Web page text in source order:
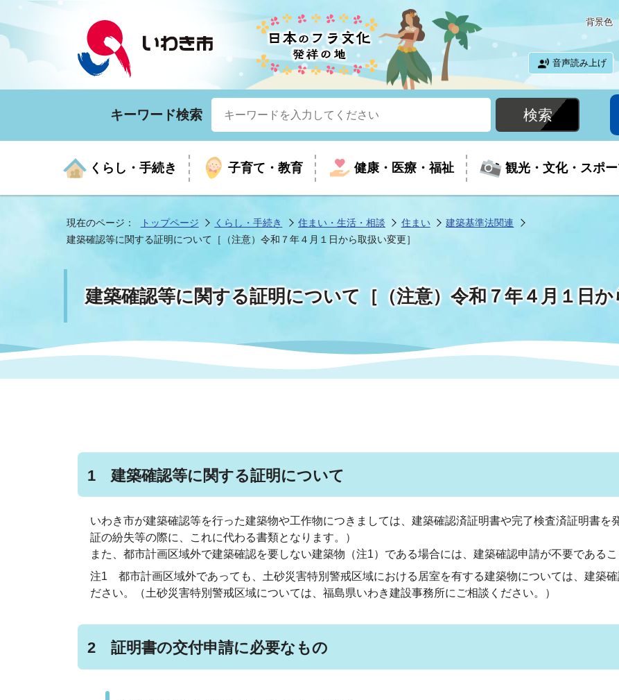
背景色
音声読み上げ
キーワード検索
くらし・手続き
くらしの手続きガイド いざという時に
年金・保険 マイナンバー 住まい・生活・相談
まちづくり 移住・定住
子育て・教育
生涯学習 子育て
健康・医療・福祉
医療 健康
高齢者福祉・介護 地域包括ケア(介護予防等) 福祉事業者向け情報
福祉に関するその他の情報 地域福祉
新型コロナウイルス感染
観光・文化・スポ
お知らせ 年間イベントの案内
目的から探す モデルコース 歴史・文化
スポーツ 教育旅行
入札・契約 産業振興
企業立地 福祉・介護 都市計画・開発・建築
保健・衛生 除染事業
市の紹介 市長室
市の統計 広報 広聴
職員 行政改革
市議会 審議会など
監査委員 農業委員会
市民意見募集(パブリッ
ご意見・ご質問 水道局 施設案内
現在のページ： トップページ くらし・手続き 住まい・生活・相談 住まい
建築基準法関連
建築確認等に関する証明について［（注意）令和７年４月１日から取扱い変更］
建築確認等に関する証明について［（注意）令和７年４月１日か
1 建築確認等に関する証明について
いわき市が建築確認等を行った建築物や工作物につきましては、建築確認済証明書や完了検査済証明書を
証の紛失等の際に、これに代わる書類となります。）
また、都市計画区域外で建築確認を要しない建築物（注1）である場合には、建築確認申請が不要である
注1 都市計画区域外であっても、土砂災害特別警戒区域における居室を有する建築物については、建築
ださい。（土砂災害特別警戒区域については、福島県いわき建設事務所にご相談ください。）
2 証明書の交付申請に必要なもの